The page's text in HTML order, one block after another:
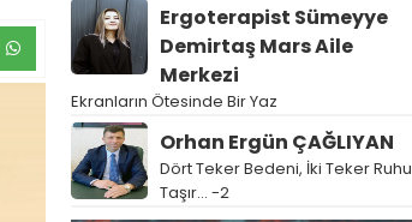
Ergoterapist Sümeyye
Demirtaş Mars Aile
Merkezi
Ekranların Ötesinde Bir Yaz
Orhan Ergün ÇAĞLIYAN
Dört Teker Bedeni, İki Teker Ruhu
Taşır… -2